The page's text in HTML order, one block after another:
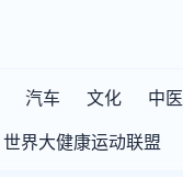
汽车 文化 中医
世界大健康运动联盟